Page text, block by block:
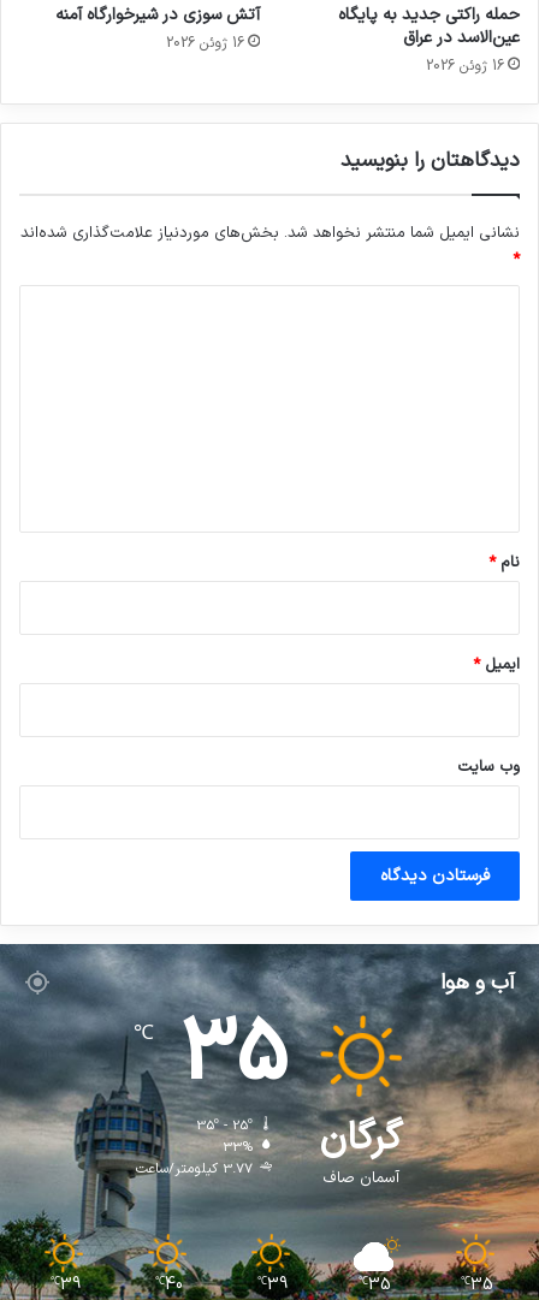
حمله راکتی جدید به پایگاه
عین‌الاسد در عراق
16 ژوئن 2026
آتش سوزی در شیرخوارگاه آمنه
16 ژوئن 2026
دیدگاهتان را بنویسید
نشانی ایمیل شما منتشر نخواهد شد. بخش‌های موردنیاز علامت‌گذاری شده‌اند
*
نام*
ایمیل*
وب‌ سایت
آب و هوا
گرگان
آسمان صاف
35
℃
35º - 25º
33%
3.77 کیلومتر/ساعت
35
℃
35
℃
39
℃
40
℃
39
℃